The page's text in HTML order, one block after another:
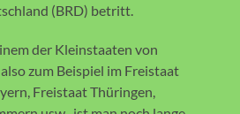
(BRD) betritt.
der Kleinstaaten von
zum Beispiel im Freistaat
Freistaat Thüringen,